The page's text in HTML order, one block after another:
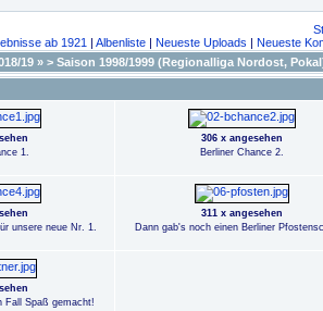
ab 1921 | Albenliste| Neueste Uploads | Neueste
19 » > Saison 1998/1999 (Regionalliga Nordost,
1.
306 x angesehen
Berliner Chance 2.
unsere neue Nr. 1.
311 x angesehen
Dann gab's noch einen Berliner
Fall Spaß gemacht!